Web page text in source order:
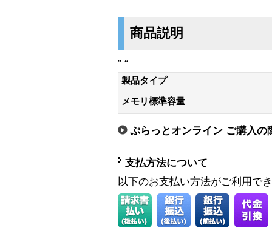
商品説明
” “
製品タイプ
メモリ標準容量
ぷらっとオンライン ご購入の
支払方法について
以下のお支払い方法がご利用で